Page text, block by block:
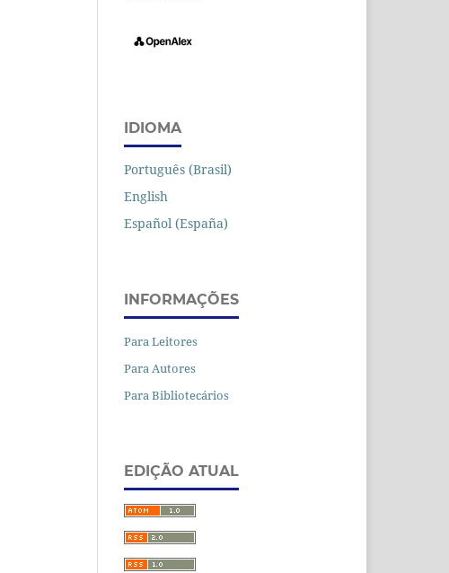
IDIOMA
Português (Brasil)
English
Español (España)
INFORMAÇÕES
Para Leitores
Para Autores
Para Bibliotecários
EDIÇÃO ATUAL